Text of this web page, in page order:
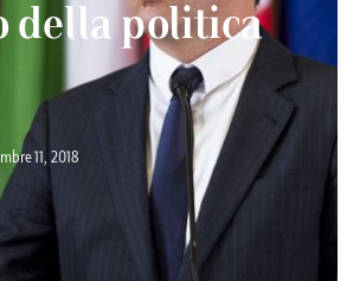
della politica
11, 2018